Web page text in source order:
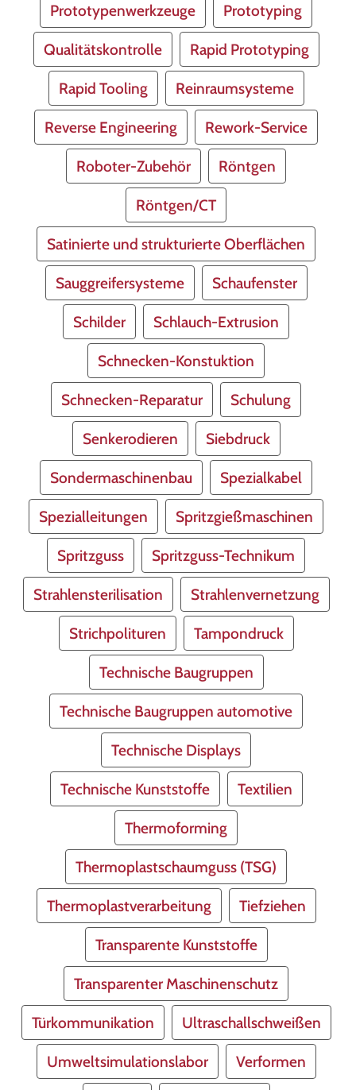
Prototypenwerkzeuge Prototyping
Qualitätskontrolle Rapid Prototyping
Rapid Tooling Reinraumsysteme
Reverse Engineering Rework-Service
Roboter-Zubehör Röntgen
Röntgen/CT
Satinierte und strukturierte Oberflächen
Sauggreifersysteme Schaufenster
Schilder Schlauch-Extrusion
Schnecken-Konstuktion
Schnecken-Reparatur Schulung
Senkerodieren Siebdruck
Sondermaschinenbau Spezialkabel
Spezialleitungen Spritzgießmaschinen
Spritzguss Spritzguss-Technikum
Strahlensterilisation Strahlenvernetzung
Strichpolituren Tampondruck
Technische Baugruppen
Technische Baugruppen automotive
Technische Displays
Technische Kunststoffe Textilien
Thermoforming
Thermoplastschaumguss (TSG)
Thermoplastverarbeitung Tiefziehen
Transparente Kunststoffe
Transparenter Maschinenschutz
Türkommunikation Ultraschallschweißen
Umweltsimulationslabor Verformen